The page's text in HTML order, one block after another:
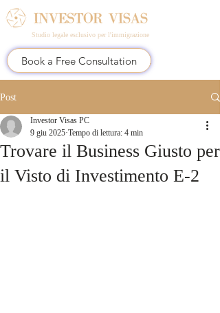
Studio legale esclusivo per l'immigrazione
Book a Free Consultation
Post
Trovare il Business Giusto per
il Visto di Investimento E-2
Investor Visas PC
9 giu 2025 Tempo di lettura: 4 min